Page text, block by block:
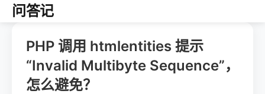
问答记
PHP 调用 htmlentities 提示
“Invalid Multibyte Sequence”，
怎么避免？